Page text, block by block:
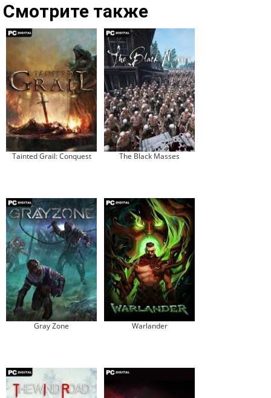
Смотрите также
Tainted Grail: Conquest The Black Masses
Gray Zone Warlander